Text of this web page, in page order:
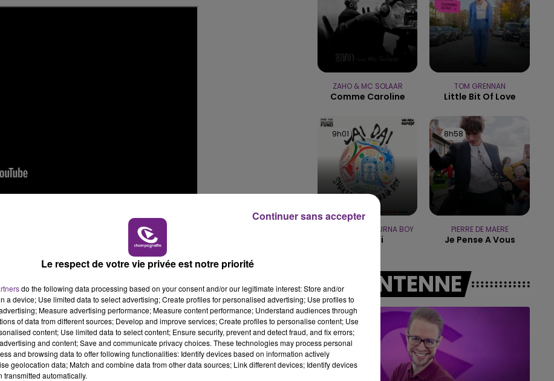
7h00 - 11h00
BEST OF
Chez Nous".
Enfoirés
personnalité préférée des
Chez Nous".
" de Patrick Fiori
rochersface à laMéditerranée, on y voit également le
qui vivent dans unquartier populaire de Marseille.
ZAHO & MC SOLAAR
Comme Caroline
TOM GRENNAN
Little Bit Of Love
9h01
9h01
SHAKIRA FEAT. BURNA BOY
Dai Dai
8h58
8h58
PIERRE DE MAERE
Je Pense A Vous
A L'ANTENNE
Le respect de votre vie privée est notre priorité
do the following data processing based on your consent and/or our legitimate interest: Store and/or
a device; Use limited data to select advertising; Create profiles for personalised advertising; Use profiles to
Measure advertising performance; Measure content performance; Understand audiences through
of data from different sources; Develop and improve services; Create profiles to personalise content; Use
content; Use limited data to select content; Ensure security, prevent and detect fraud, and fix errors;
and content; Save and communicate privacy choices. These technologies may process personal
and browsing data to offer following functionalities: Identify devices based on information actively
geolocation data; Match and combine data from other data sources; Link different devices; Identify devices
transmitted automatically.
Continuer sans accepter